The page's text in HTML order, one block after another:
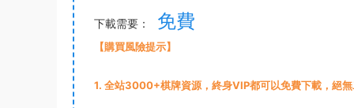
下載需要： 免費
【購買風險提示】
1. 全站3000+棋牌資源，終身VIP都可以免費下載，絕